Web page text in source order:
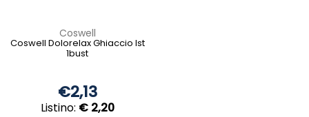
Coswell
Coswell Dolorelax Ghiaccio Ist
1bust
€2,13
Listino: € 2,20